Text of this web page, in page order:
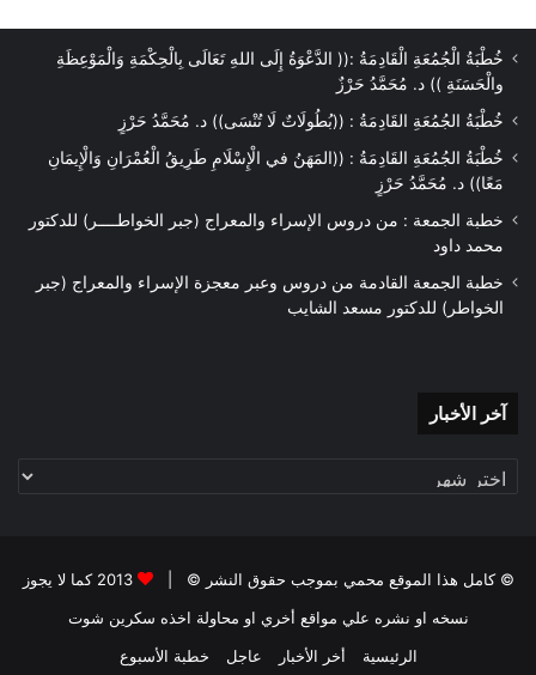
خُطْبَةُ الْجُمُعَةِ الْقَادِمَةُ :(( الدَّعْوَةُ إِلَى اللهِ تَعَالَى بِالْحِكْمَةِ وَالْمَوْعِظَةِ
والْحَسَنَةِ )) د. مُحَمَّدُ حَرْزٌ
خُطْبَةُ الجُمُعَةِ القَادِمَةُ : ((بُطُولَاتٌ لَا تُنْسَى)) د. مُحَمَّدُ حَرْزٍ
خُطْبَةُ الجُمُعَةِ القَادِمَةُ : ((المَهَنُ في الْإِسْلَامِ طَرِيقُ الْعُمْرَانِ وَالْإِيمَانِ
مَعًا)) د. مُحَمَّدُ حَرْزٍ
خطبة الجمعة : من دروس الإسراء والمعراج (جبر الخواطــــر) للدكتور
محمد داود
خطبة الجمعة القادمة من دروس وعبر معجزة الإسراء والمعراج (جبر
الخواطر) للدكتور مسعد الشايب
آخر الأخبار
© كامل هذا الموقع محمي بموجب حقوق النشر © |
2013 كما لا يجوز
نسخه او نشره علي مواقع أخري او محاولة اخذه سكرين شوت
الرئيسية
أخر الأخبار عاجل خطبة الأسبوع